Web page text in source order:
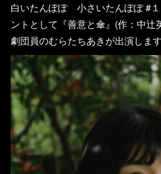
白いたんぽぽ 小さいたんぽぽ #
ントとして『善意と傘』(作：中辻
劇団員のむらたちあきが出演しま